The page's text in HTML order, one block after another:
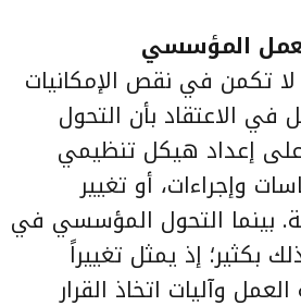
المؤسسي
لا تكمن في نقص الإمكانيات
في الاعتقاد بأن التحول
إعداد هيكل تنظيمي
وإجراءات، أو تغيير
بينما التحول المؤسسي في
بكثير؛ إذ يمثل تغييراً
وآليات اتخاذ القرار